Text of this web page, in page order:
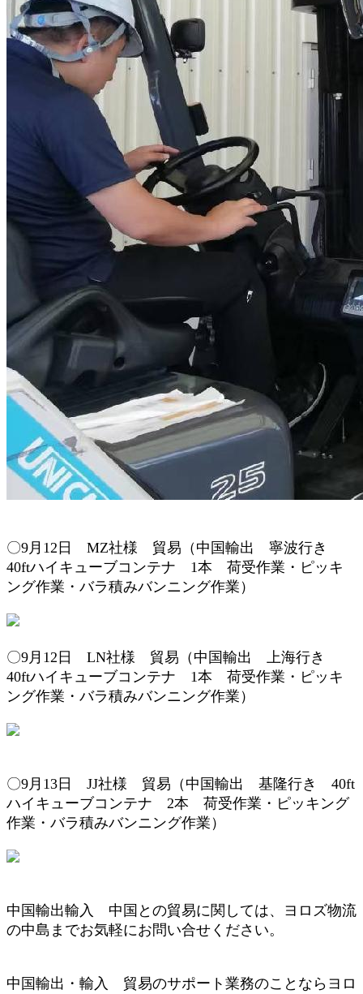
〇9月12 日 MZ社様 貿易（ 中国輸出 寧波行き
40ftハイキューブコンテナ 1本 荷受作業・ ピッキ
ング作業 ・バラ積みバンニング作業 ）
〇9月12 日 LN社様 貿易（ 中国輸出 上海行き
40ftハイキューブコンテナ 1本 荷受作業・ ピッキ
ング作業 ・バラ積みバンニング作業 ）
〇9月13 日 JJ社様 貿易（ 中国輸出 基隆行き 40ft
ハイキューブコンテナ 2本 荷受作業 ・ ピッキング
作業・ バラ積みバンニング作業 ）
中国輸出輸入 中国との貿易に関しては、ヨロズ物流
の中島までお気軽にお問い合せください。
中国輸出・輸入 貿易のサポート業務のことならヨロ